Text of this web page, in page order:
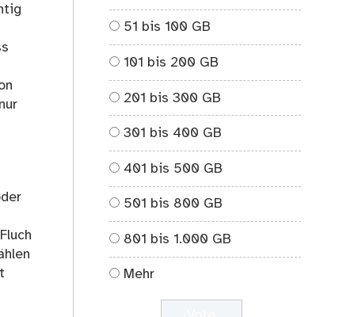
51 bis 100 GB
101 bis 200 GB
201 bis 300 GB
301 bis 400 GB
401 bis 500 GB
501 bis 800 GB
801 bis 1.000 GB
Mehr